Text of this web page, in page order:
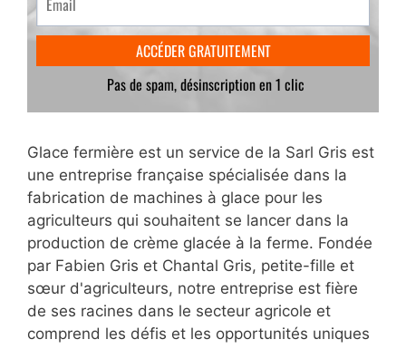
Glace fermière est un service de la Sarl Gris est
une entreprise française spécialisée dans la
fabrication de machines à glace pour les
agriculteurs qui souhaitent se lancer dans la
production de crème glacée à la ferme. Fondée
par Fabien Gris et Chantal Gris, petite-fille et
sœur d'agriculteurs, notre entreprise est fière
de ses racines dans le secteur agricole et
comprend les défis et les opportunités uniques